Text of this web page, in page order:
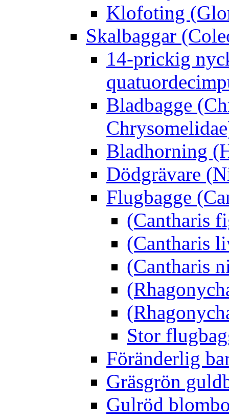
Klofoting
Skalbaggar
14-prickig
Bladbagge
Bladhorning
Dödgrävare
Flugbagge
(Cantharis
(Cantharis
(Cantharis
Stor
Föränderlig
Gräsgrön
Gulröd